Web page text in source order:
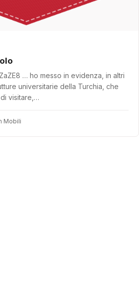
… ho messo in evidenza, in altri
universitarie della Turchia, che
visitare,…
Mobili